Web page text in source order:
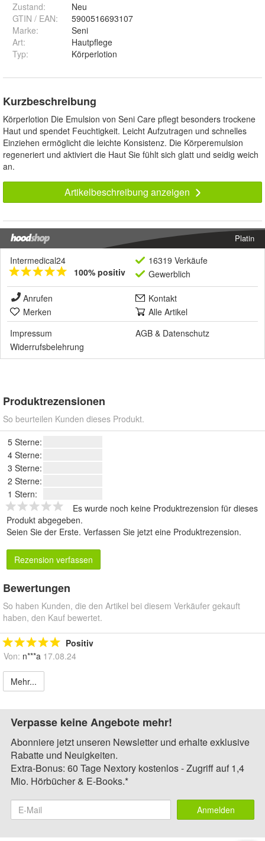
Zustand:
Neu
GTIN / EAN:
5900516693107
Marke:
Seni
Art:
Hautpflege
Typ: Körperlotion
Kurzbeschreibung
Körperlotion Die Emulsion von Seni Care pflegt besonders trockene
Haut und spendet Feuchtigkeit. Leicht Aufzutragen und schnelles
Einziehen ermöglicht die leichte Konsistenz. Die Körperemulsion
regeneriert und aktiviert die Haut Sie fühlt sich glatt und seidig weich
an.
Artikelbeschreibung anzeigen
Platin
Intermedical24
100% positiv
16319 Verkäufe
Gewerblich
Anrufen
Kontakt
Merken
Alle Artikel
Impressum
AGB & Datenschutz
Widerrufsbelehrung
Produktrezensionen
So beurteilen Kunden dieses Produkt.
5 Sterne:
4 Sterne:
3 Sterne:
2 Sterne:
1 Stern:
Es wurde noch keine Produktrezension für dieses
Produkt abgegeben.
Seien Sie der Erste. Verfassen Sie jetzt eine Produktrezension.
Rezension verfassen
Bewertungen
So haben Kunden, die den Artikel bei diesem Verkäufer gekauft
haben, den Kauf bewertet.
Positiv
Von: n***a 17.08.24
Mehr...
Verpasse keine Angebote mehr!
Abonniere jetzt unseren Newsletter und erhalte exklusive
Rabatte und Neuigkeiten.
Extra-Bonus: 60 Tage Nextory kostenlos - Zugriff auf 1,4
Mio. Hörbücher & E-Books.*
Anmelden